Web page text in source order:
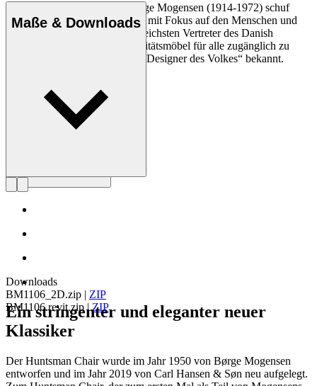
Der Tischler und Designer Børge Mogensen (1914-1972) schuf
langlebige und schlichte Möbel mit Fokus auf den Menschen und
gilt heute als einer der einflussreichsten Vertreter des Danish
Modern. Mit der Mission, Qualitätsmöbel für alle zugänglich zu
machen, wurde Mogensen als „Designer des Volkes“ bekannt.
Maße & Downloads
Downloads
BM1106_2D.zip | ZIP
BM1106.revit.zip|ZIP
Ein stringenter und eleganter neuer
Klassiker
Der Huntsman Chair wurde im Jahr 1950 von Børge Mogensen
entworfen und im Jahr 2019 von Carl Hansen & Søn neu aufgelegt.